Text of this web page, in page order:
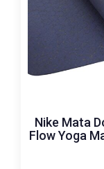
Nike Mata
Flow Yoga